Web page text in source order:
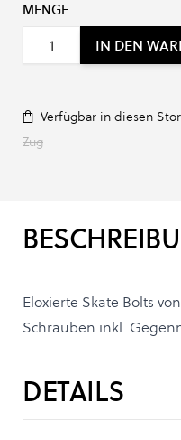
MENGE
IN DEN
Verfügbar in diesen
Zug
Eloxierte Skate Bolts
Schrauben inkl.
DETAILS